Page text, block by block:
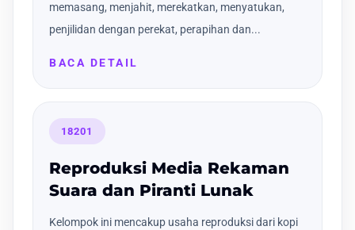
memasang, menjahit, merekatkan, menyatukan,
penjilidan dengan perekat, perapihan dan...
BACA DETAIL
18201
Reproduksi Media Rekaman
Suara dan Piranti Lunak
Kelompok ini mencakup usaha reproduksi dari kopi